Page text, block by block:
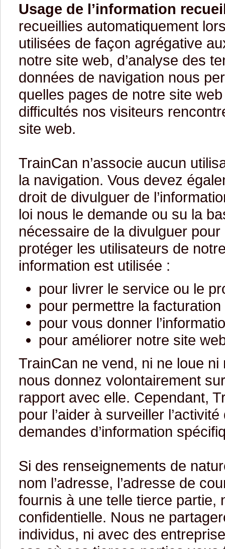
Usage de l’information
recueillies automatiquement
utilisées de façon agrégative
notre site web, d’analyse des
données de navigation nous
quelles pages de notre site
difficultés nos visiteurs
site web.
TrainCan n’associe aucun
la navigation. Vous devez
droit de divulguer de
loi nous le demande ou su la
nécessaire de la divulguer
protéger les utilisateurs de
information est utilisée :
pour livrer le service ou le
pour permettre la facturation
pour vous donner
pour améliorer notre site
TrainCan ne vend, ni ne loue
nous donnez volontairement
rapport avec elle. Cependant,
pour l’aider à surveiller
demandes d’information
Si des renseignements de
nom l’adresse, l’adresse de
fournis à une telle tierce partie,
confidentielle. Nous ne
individus, ni avec des